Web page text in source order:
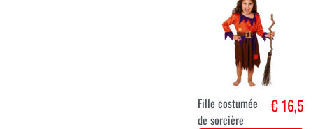
Fille costumée
de sorcière
€ 16,5